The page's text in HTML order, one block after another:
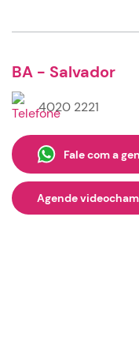
BA - Salvador
4020 2221
Fale com a
Agende